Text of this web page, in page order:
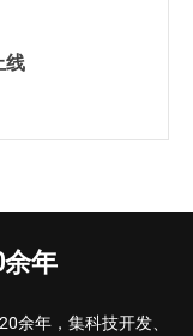
线
年
余年，集科技开发、